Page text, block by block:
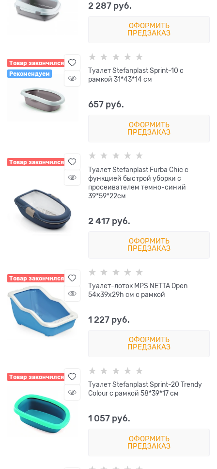
2 287 руб.
ОФОРМИТЬ
ПРЕДЗАКАЗ
Товар закончился
Рекомендуем
Туалет Stefanplast Sprint-10 с
рамкой 31*43*14 см
657 руб.
ОФОРМИТЬ
ПРЕДЗАКАЗ
Товар закончился
Туалет Stefanplast Furba Chic с
функцией быстрой уборки с
просеивателем темно-синий
39*59*22см
2 417 руб.
ОФОРМИТЬ
ПРЕДЗАКАЗ
Товар закончился
Туалет-лоток MPS NETTA Open
54х39х29h см с рамкой
1 227 руб.
ОФОРМИТЬ
ПРЕДЗАКАЗ
Товар закончился
Туалет Stefanplast Sprint-20 Trendy
Colour с рамкой 58*39*17 см
1 057 руб.
ОФОРМИТЬ
ПРЕДЗАКАЗ